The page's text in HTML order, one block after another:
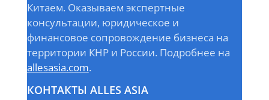
Китаем. Оказываем экспертные
консультации, юридическое и
финансовое сопровождение бизнеса на
территории КНР и России. Подробнее на
allesasia.com.
КОНТАКТЫ ALLES ASIA